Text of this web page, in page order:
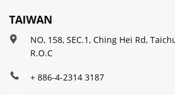
TAIWAN
NO, 158, SEC.1, Ching Hei Rd,
R.O.C
+ 886-4-2314 3187